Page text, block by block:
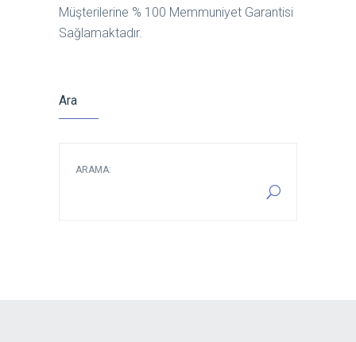
Müşterilerine % 100 Memmuniyet Garantisi
Sağlamaktadır.
Ara
ARAMA: